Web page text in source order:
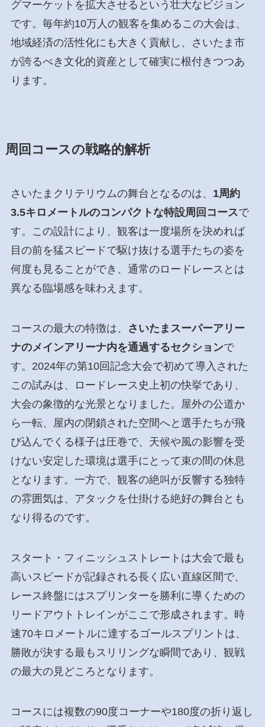
グマーケットを拡大させるという壮大なビジョン
です。毎年約10万人の観客を集めるこの大会は、
地域経済の活性化にも大きく貢献し、さいたま市
が誇るべき文化的資産として確実に根付きつつあ
ります。
周回コースの戦略的解析
さいたまクリテリウムの舞台となるのは、 1周約
3.5キロメートルのコンパクトな特設周回コースで
す。この設計により、観客は一度場所を決めれば
目の前を猛スピードで駆け抜ける選手たちの姿を
何度も見ることができ、通常のロードレースとは
異なる臨場感を味わえます。
コースの最大の特徴は、
さいたまスーパーアリー
ナのメインアリーナ内を通過するセクションで
す。2024年の第10回記念大会で初めて導入された
この試みは、ロードレース史上初の快挙であり、
大会の象徴的な光景となりました。屋外の公道か
ら一転、屋内の閉鎖された空間へと選手たちが飛
び込んでくる様子は圧巻で、天候や風の影響を受
けない安定した環境は選手にとって束の間の休息
となります。一方で、観客の絶叫が反響する独特
の雰囲気は、アタックを仕掛ける絶好の舞台とも
なり得るのです。
スタート・フィニッシュストレートは大会で最も
高いスピードが記録される長く広い直線区間で、
レース終盤にはスプリンターを勝利に導くための
リードアウトトレインがここで形成されます。時
速70キロメートルに達するゴールスプリントは、
勝敗が決する最もスリリングな瞬間であり、観戦
の最大の見どころとなります。
コースには複数の90度コーナーや180度の折り返し